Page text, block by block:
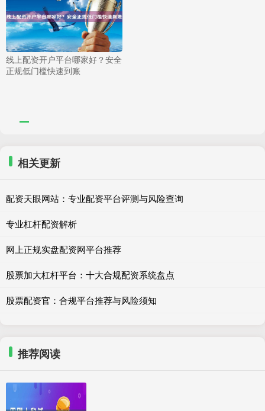
线上配资开户平台哪家好？安全
正规低门槛快速到账
相关更新
配资天眼网站：专业配资平台评测与风险查询
专业杠杆配资解析
网上正规实盘配资网平台推荐
股票加大杠杆平台：十大合规配资系统盘点
股票配资官：合规平台推荐与风险须知
推荐阅读